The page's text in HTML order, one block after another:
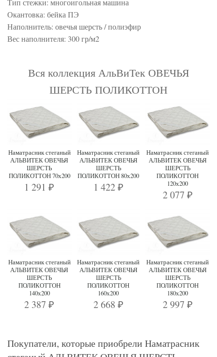
Окантовка: бейка ПЭ
Наполнитель: овечья шерсть / полиэфир
Вес наполнителя: 300 гр/м2
Вся коллекция АльВиТек ОВЕЧЬЯ
ШЕРСТЬ ПОЛИКОТТОН
Наматрасник стеганый
АЛЬВИТЕК ОВЕЧЬЯ
ШЕРСТЬ
ПОЛИКОТТОН 70х200
1 291₽
Наматрасник стеганый
АЛЬВИТЕК ОВЕЧЬЯ
ШЕРСТЬ
ПОЛИКОТТОН 80х200
1 422 ₽
Наматрасник стеганый
АЛЬВИТЕК ОВЕЧЬЯ
ШЕРСТЬ
ПОЛИКОТТОН
120х200
2 077 ₽
Наматрасник стеганый
АЛЬВИТЕК ОВЕЧЬЯ
ШЕРСТЬ
ПОЛИКОТТОН
140х200
2 387₽
Наматрасник стеганый
АЛЬВИТЕК ОВЕЧЬЯ
ШЕРСТЬ
ПОЛИКОТТОН
160х200
2 668 ₽
Наматрасник стеганый
АЛЬВИТЕК ОВЕЧЬЯ
ШЕРСТЬ
ПОЛИКОТТОН
180х200
2 997 ₽
Покупатели, которые приобрели Наматрасник